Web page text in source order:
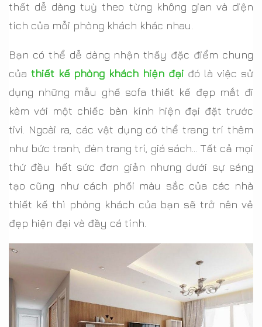
thất dễ dàng tuỳ theo từng không gian và diện
tích của mỗi phòng khách khác nhau.
Bạn có thể dễ dàng nhận thấy đặc điểm chung
của thiết kế phòng khách hiện đạiđó là việc sử
dụng những mẫu ghế sofa thiết kế đẹp mắt đi
kèm với một chiếc bàn kính hiện đại đặt trước
tivi. Ngoài ra, các vật dụng có thể trang trí thêm
như bức tranh, đèn trang trí, giá sách... Tất cả mọi
thứ đều hết sức đơn giản nhưng dưới sự sáng
tạo cũng như cách phối màu sắc của các nhà
thiết kế thì phòng khách của bạn sẽ trở nên vẻ
đẹp hiện đại và đầy cá tính.